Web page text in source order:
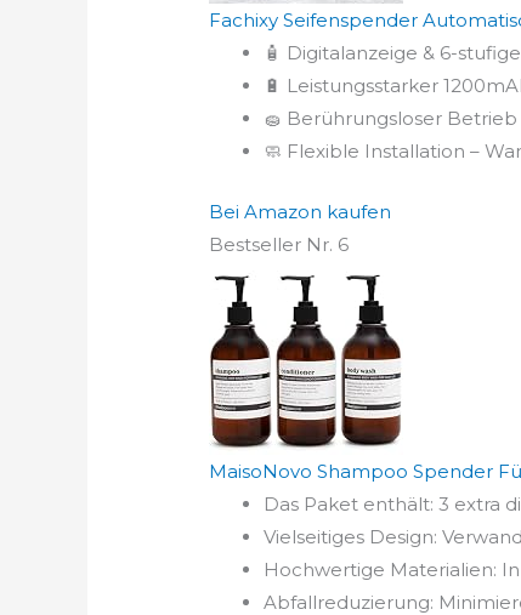
Fachixy Seifenspender
🧴 Digitalanzeige & 6-
🔋 Leistungsstarker
🧽 Berührungsloser
🧼 Flexible Installation –
Bei Amazon kaufen
Bestseller Nr. 6
MaisoNovo Shampoo Spender
Das Paket enthält: 3 extra
Vielseitiges Design:
Hochwertige Materialien:
Abfallreduzierung: